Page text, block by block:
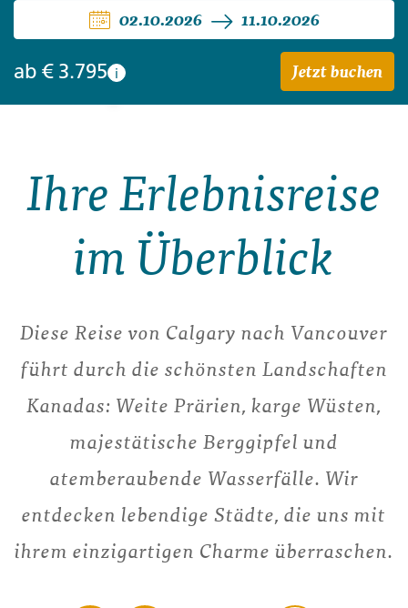
KANADA
Höhepunkte Westkanadas
02.10.2026 11.10.2026
ab € 3.795 i Jetzt buchen
Ihre Erlebnisreise
im Überblick
Diese Reise von Calgary nach Vancouver
führt durch die schönsten Landschaften
Kanadas: Weite Prärien, karge Wüsten,
majestätische Berggipfel und
atemberaubende Wasserfälle. Wir
entdecken lebendige Städte, die uns mit
ihrem einzigartigen Charme überraschen.